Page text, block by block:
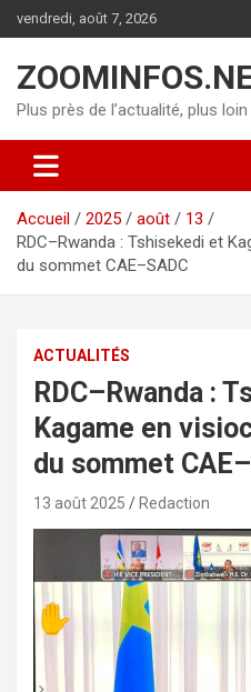
au
vendredi, août 7, 2026
Plus près de l’actualité, plus
Accueil 2025 août
13
RDC–Rwanda : Tshisekedi et
du sommet CAE–SADC
ACTUALITÉS
RDC–Rwanda :
Kagame en
du sommet
13 août 2025 Redaction